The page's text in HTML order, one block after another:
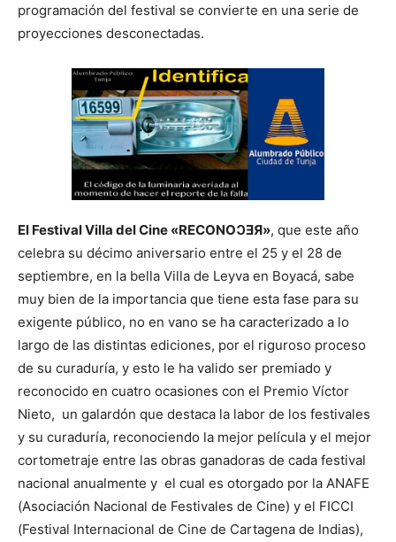
programación del festival se convierte en una serie de
proyecciones desconectadas.
El Festival Villa del Cine «RECONOↃƎЯ», que este año
celebra su décimo aniversario entre el 25 y el 28 de
septiembre, en la bella Villa de Leyva en Boyacá, sabe
muy bien de la importancia que tiene esta fase para su
exigente público, no en vano se ha caracterizado a lo
largo de las distintas ediciones, por el riguroso proceso
de su curaduría, y esto le ha valido ser premiado y
reconocido en cuatro ocasiones con el Premio Víctor
Nieto, un galardón que destaca la labor de los festivales
y su curaduría, reconociendo la mejor película y el mejor
cortometraje entre las obras ganadoras de cada festival
nacional anualmente y el cual es otorgado por la ANAFE
(Asociación Nacional de Festivales de Cine) y el FICCI
(Festival Internacional de Cine de Cartagena de Indias),